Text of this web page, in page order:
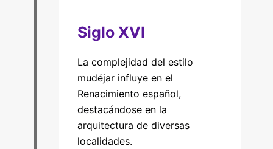
Siglo XVI
La complejidad del estilo
mudéjar influye en el
Renacimiento español,
destacándose en la
arquitectura de diversas
localidades.